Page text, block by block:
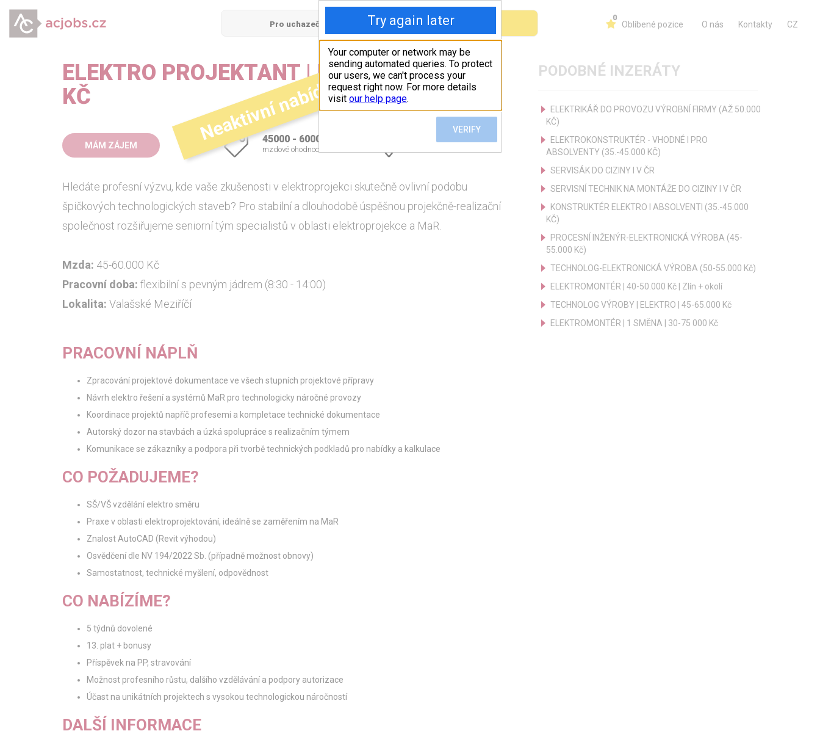
Pro uchazeče Pro firmy
0
Oblíbené pozice O nás Kontakty CZ
ELEKTRO PROJEKTANT | MAR | 45–60.000
KČ
Neaktivní nabídka
MÁM ZÁJEM
45000 - 60000 Kč
mzdové ohodnocení
Valašské Meziříčí
Hledáte profesní výzvu, kde vaše zkušenosti v elektroprojekci skutečně ovlivní podobu
špičkových technologických staveb? Pro stabilní a dlouhodobě úspěšnou projekčně-realizační
společnost rozšiřujeme seniorní tým specialistů v oblasti elektroprojekce a MaR.
Mzda: 45-60.000 Kč
Pracovní doba: flexibilní s pevným jádrem (8:30 - 14:00)
Lokalita: Valašské Meziříčí
PRACOVNÍ NÁPLŇ
Zpracování projektové dokumentace ve všech stupních projektové přípravy
Návrh elektro řešení a systémů MaR pro technologicky náročné provozy
Koordinace projektů napříč profesemi a kompletace technické dokumentace
Autorský dozor na stavbách a úzká spolupráce s realizačním týmem
Komunikace se zákazníky a podpora při tvorbě technických podkladů pro nabídky a kalkulace
CO POŽADUJEME?
SŠ/VŠ vzdělání elektro směru
Praxe v oblasti elektroprojektování, ideálně se zaměřením na MaR
Znalost AutoCAD (Revit výhodou)
Osvědčení dle NV 194/2022 Sb. (případně možnost obnovy)
Samostatnost, technické myšlení, odpovědnost
CO NABÍZÍME?
5 týdnů dovolené
13. plat + bonusy
Příspěvek na PP, stravování
Možnost profesního růstu, dalšího vzdělávání a podpory autorizace
Účast na unikátních projektech s vysokou technologickou náročností
DALŠÍ INFORMACE
PODOBNÉ INZERÁTY
ELEKTRIKÁŘ DO PROVOZU VÝROBNÍ FIRMY (AŽ 50.000
KČ)
ELEKTROKONSTRUKTÉR - VHODNÉ I PRO
ABSOLVENTY (35.-45.000 KČ)
SERVISÁK DO CIZINY I V ČR
SERVISNÍ TECHNIK NA MONTÁŽE DO CIZINY I V ČR
KONSTRUKTÉR ELEKTRO I ABSOLVENTI (35.-45.000
KČ)
PROCESNÍ INŽENÝR-ELEKTRONICKÁ VÝROBA (45-
55.000 Kč)
TECHNOLOG-ELEKTRONICKÁ VÝROBA (50-55.000 Kč)
ELEKTROMONTÉR | 40-50.000 Kč | Zlín + okolí
TECHNOLOG VÝROBY | ELEKTRO | 45-65.000 Kč
ELEKTROMONTÉR | 1 SMĚNA | 30-75 000 Kč